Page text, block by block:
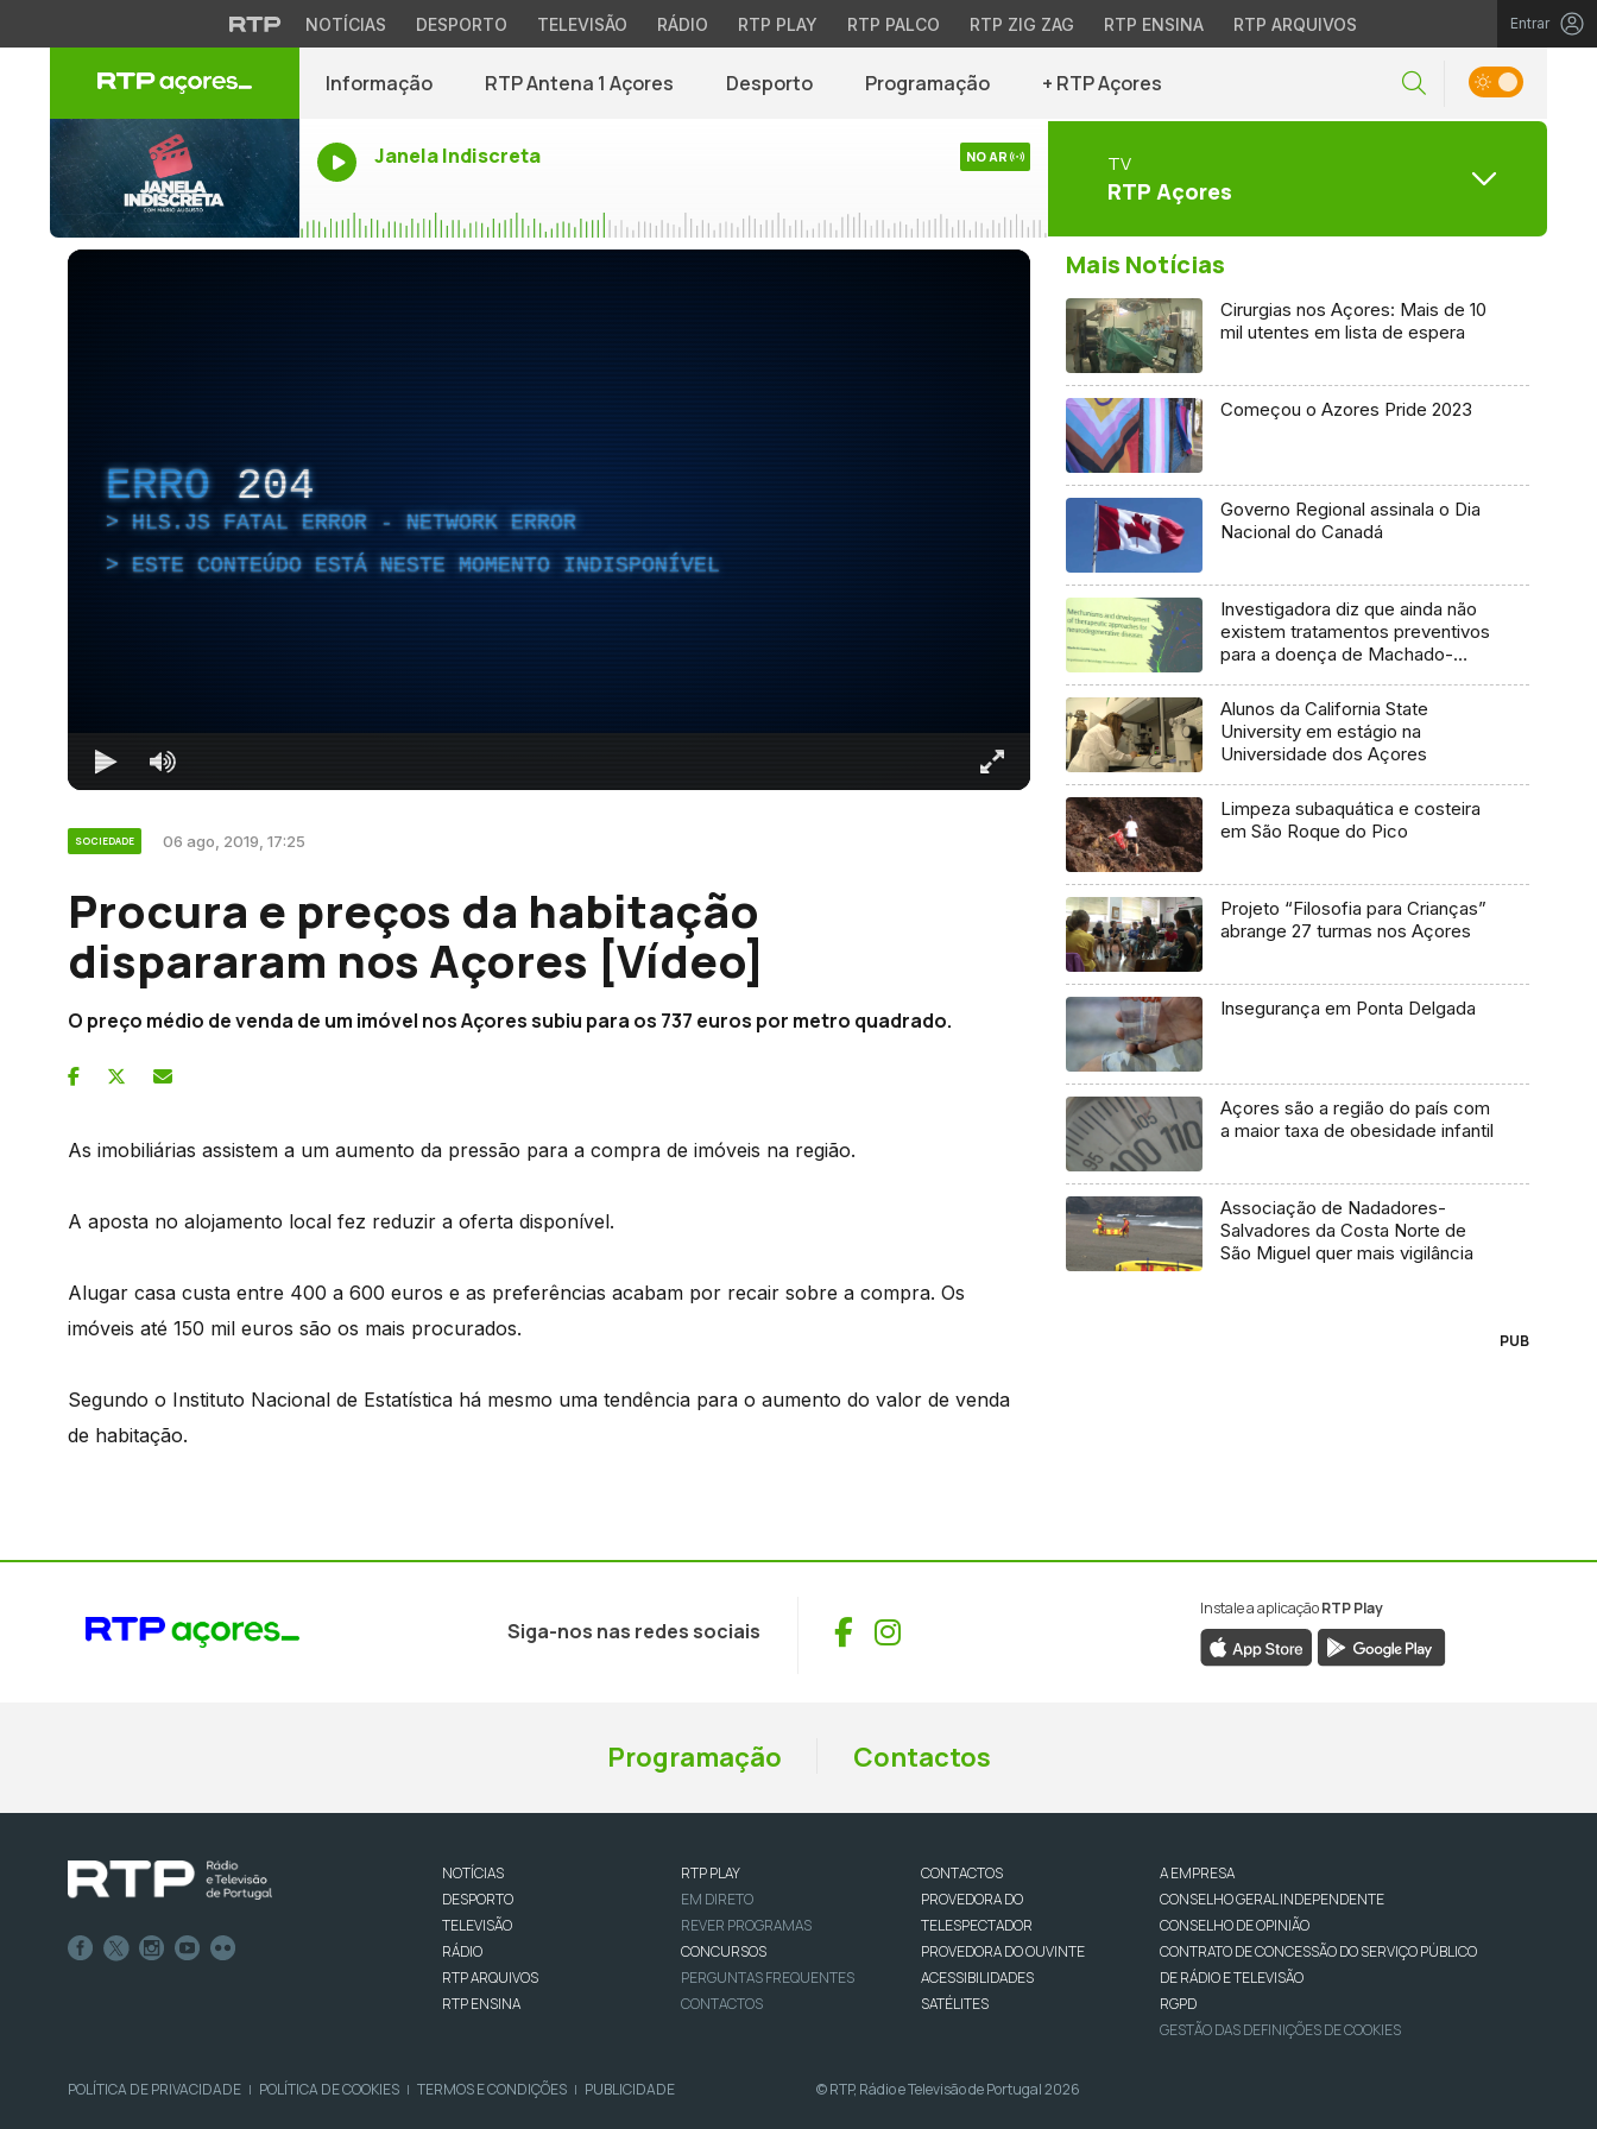
NOTÍCIAS DESPORTO TELEVISÃO RÁDIO RTP PLAY RTP PALCO RTP ZIG ZAG RTP ENSINA RTP ARQUIVOS Entrar
Informação RTP Antena 1 Açores Desporto Programação + RTP Açores
Janela Indiscreta NO AR TV
RTP Açores
ERRO 204
HLS.JS FATAL ERROR - NETWORK ERROR
ESTE CONTEÚDO ESTÁ NESTE MOMENTO INDISPONÍVEL
SOCIEDADE 06 ago, 2019, 17:25
Procura e preços da habitação
dispararam nos Açores [Vídeo]
O preço médio de venda de um imóvel nos Açores subiu para os 737 euros por metro quadrado.
As imobiliárias assistem a um aumento da pressão para a compra de imóveis na região.
A aposta no alojamento local fez reduzir a oferta disponível.
Alugar casa custa entre 400 a 600 euros e as preferências acabam por recair sobre a compra. Os
imóveis até 150 mil euros são os mais procurados.
Segundo o Instituto Nacional de Estatística há mesmo uma tendência para o aumento do valor de venda
de habitação.
Mais Notícias
Cirurgias nos Açores: Mais de 10
mil utentes em lista de espera
Começou o Azores Pride 2023
Governo Regional assinala o Dia
Nacional do Canadá
Investigadora diz que ainda não
existem tratamentos preventivos
para a doença de Machado-
Alunos da California State
University em estágio na
Universidade dos Açores
Limpeza subaquática e costeira
em São Roque do Pico
Projeto “Filosofia para Crianças”
abrange 27 turmas nos Açores
Insegurança em Ponta Delgada
Açores são a região do país com
a maior taxa de obesidade infantil
Associação de Nadadores-
Salvadores da Costa Norte de
São Miguel quer mais vigilância
PUB
Siga-nos nas redes sociais Facebook
Instagram
Instale a aplicaçãoRTP Play
Programação Contactos
NOTÍCIAS
DESPORTO
TELEVISÃO
RÁDIO
RTP ARQUIVOS
RTP ENSINA
RTP PLAY
EM DIRETO
REVER PROGRAMAS
CONCURSOS
PERGUNTAS FREQUENTES
CONTACTOS
CONTACTOS
PROVEDORA DO
TELESPECTADOR
PROVEDORA DO OUVINTE
ACESSIBILIDADES
SATÉLITES
A EMPRESA
CONSELHO GERAL INDEPENDENTE
CONSELHO DE OPINIÃO
CONTRATO DE CONCESSÃO DO SERVIÇO PÚBLICO
DE RÁDIO E TELEVISÃO
RGPD
GESTÃO DAS DEFINIÇÕES DE COOKIES
POLÍTICA DE PRIVACIDADE | POLÍTICA DE COOKIES | TERMOS E CONDIÇÕES | PUBLICIDADE © RTP, Rádio e Televisão de Portugal 2026